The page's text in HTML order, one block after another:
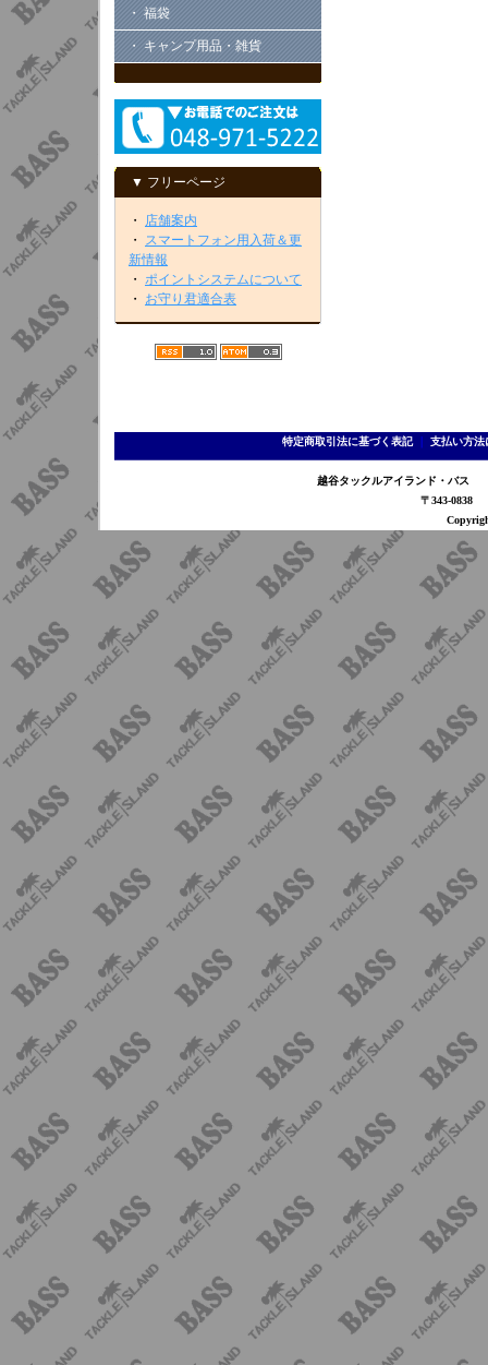
・ 福袋
・ キャンプ用品・雑貨
▼ フリーページ
・ 店舗案内
・ スマートフォン用入荷＆更
新情報
・ ポイントシステムについて
・ お守り君適合表
特定商取引法に基づく表記｜ 支払い方法
越谷タックルアイランド・バ
〒343-0838